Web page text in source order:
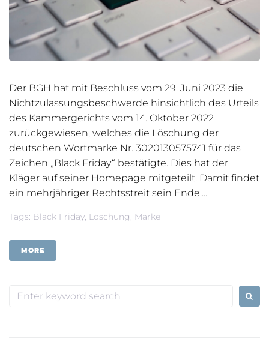
Der BGH hat mit Beschluss vom 29. Juni 2023 die
Nichtzulassungsbeschwerde hinsichtlich des Urteils
des Kammergerichts vom 14. Oktober 2022
zurückgewiesen, welches die Löschung der
deutschen Wortmarke Nr. 3020130575741 für das
Zeichen „Black Friday“ bestätigte. Dies hat der
Kläger auf seiner Homepage mitgeteilt. Damit findet
ein mehrjähriger Rechtsstreit sein Ende....
Tags: Black Friday, Löschung, Marke
MORE
Search